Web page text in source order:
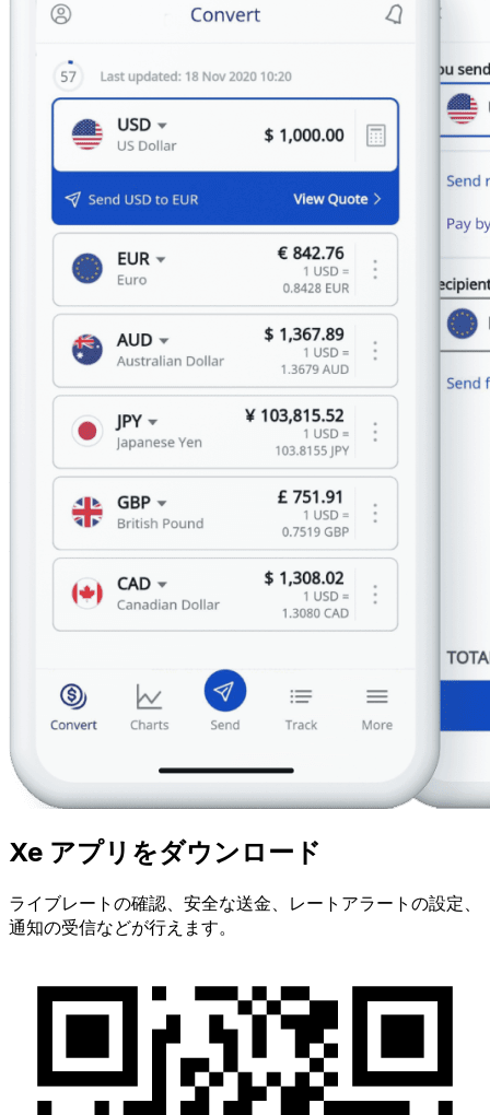
Xe アプリをダウンロード
ライブレートの確認、安全な送金、レートアラートの設定、
通知の受信などが行えます。